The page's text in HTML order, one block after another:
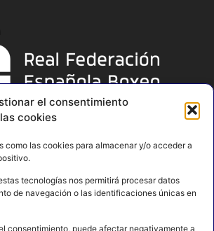
el consentimiento
cookies
como las cookies para almacenar y/o acceder a
tecnologías nos permitirá procesar datos
de navegación o las identificaciones únicas en
consentimiento, puede afectar negativamente a